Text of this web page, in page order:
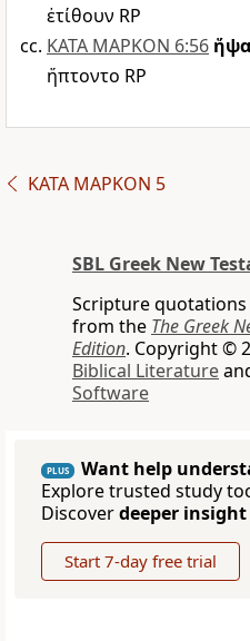
ἐτίθουν RP
ΚΑΤΑ ΜΑΡΚΟΝ 6:56
ἥπτοντο RP
ΚΑΤΑ ΜΑΡΚΟΝ 5
SBL Greek New
Scripture
from the The Greek
Edition. Copyright ©
Biblical Literature
Software
PLUS
Want help
Explore trusted study
Discoverdeeper insight
Start 7-day free trial